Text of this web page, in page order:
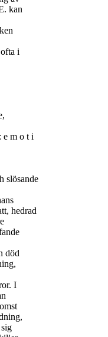
kan
i
e m o t i
slösande
hedrad
död
I